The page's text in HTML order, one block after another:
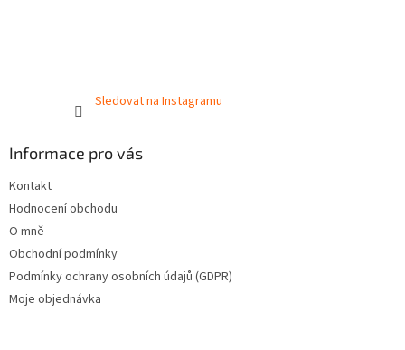
Sledovat na Instagramu
Informace pro vás
Kontakt
Hodnocení obchodu
O mně
Obchodní podmínky
Podmínky ochrany osobních údajů (GDPR)
Moje objednávka